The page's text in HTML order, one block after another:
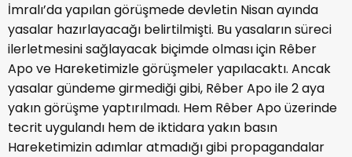
İmralı’da yapılan görüşmede devletin Nisan ayında
yasalar hazırlayacağı belirtilmişti. Bu yasaların süreci
ilerletmesini sağlayacak biçimde olması için Rêber
Apo ve Hareketimizle görüşmeler yapılacaktı. Ancak
yasalar gündeme girmediği gibi, Rêber Apo ile 2 aya
yakın görüşme yaptırılmadı. Hem Rêber Apo üzerinde
tecrit uygulandı hem de iktidara yakın basın
Hareketimizin adımlar atmadığı gibi propagandalar